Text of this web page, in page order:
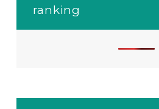
ranking